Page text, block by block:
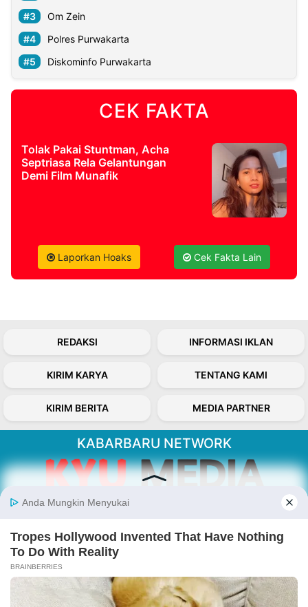
Om Zein
Polres Purwakarta
Diskominfo Purwakarta
CEK FAKTA
Tolak Pakai Stuntman, Acha
Septriasa Rela Gelantungan
Demi Film Munafik
Laporkan Hoaks Cek Fakta Lain
REDAKSI INFORMASI IKLAN
KIRIM KARYA TENTANG KAMI
KIRIM BERITA MEDIA PARTNER
KABARBARU NETWORK
Kabarbaru.co menyajikan berita aktual dan
inspiratif dari sudut pandang berbaik sangka